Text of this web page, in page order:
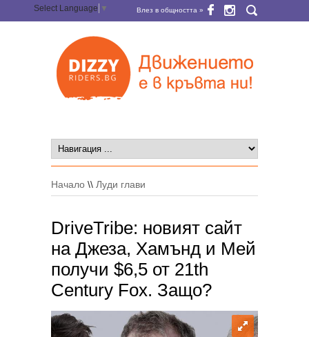
Select Language ▼ Влез в общността »
Начало \\ Луди глави
DriveTribe: новият сайт
на Джеза, Хамънд и Мей
получи $6,5 от 21th
Century Fox. Защо?